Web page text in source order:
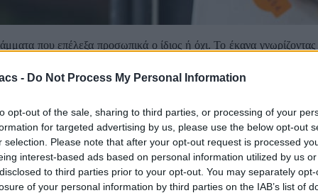
- Do Not Process My Personal Information
opt-out of the sale, sharing to third parties, or processing of your
for targeted advertising by us, please use the below opt-out
selection. Please note that after your opt-out request is processed
interest-based ads based on personal information utilized by us
to third parties prior to your opt-out. You may separately
of your personal information by third parties on the IAB’s list of
που επέλεξα προσωπικά ο ίδιος ή όχι. Το έκανα
καύσιμα.
είχα στην Enerwave μέχρι σήμερα στην NRG. Και
σε σχέση με αυτά που μπορείς να βρεις,
όπως για
με το γεγονός ότι η κατανάλωση είναι ελάχιστη στην παροχή
την αίτηση αποκλειστικά ψηφιακά.
Για παράδειγμα, αυτή τη στιγμή και στην Enerwave